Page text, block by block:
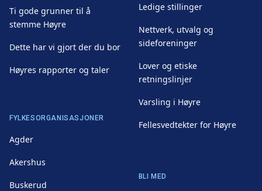
Ti gode grunner til å
stemme Høyre
Dette har vi gjort der du bor
Høyres rapporter og taler
Ledige stillinger
Nettverk, utvalg og
sideforeninger
Lover og etiske
retningslinjer
Varsling i Høyre
Fellesvedtekter for Høyre
FYLKESORGANISASJONER
Agder
Akershus
Buskerud
BLI MED